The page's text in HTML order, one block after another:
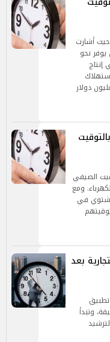
حيث أشارت
يوفر نحو
إنتاج
بنسبة 1%، مما يعني توفير نحو 150 مليون دولار
الصيفي
ومع
في
بتوقيتهم
بعد
سيتم تطبيق
في مصر بتأخير الساعة 60 دقيقة، وتبدأ